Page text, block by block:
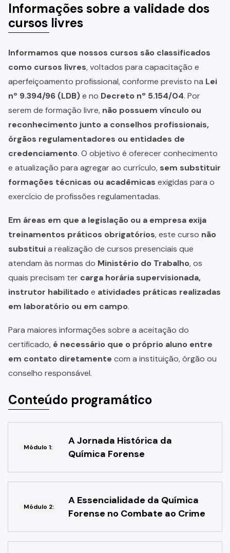
Informações sobre a validade dos
cursos livres
Informamos que nossos cursos são classificados
como cursos livres, voltados para capacitação e
aperfeiçoamento profissional, conforme previsto na Lei
nº 9.394/96 (LDB)e no Decreto nº 5.154/04. Por
serem de formação livre, não possuem vínculo ou
reconhecimento junto a conselhos profissionais,
órgãos regulamentadores ou entidades de
credenciamento. O objetivo é oferecer conhecimento
e atualização para agregar ao currículo, sem substituir
formações técnicas ou acadêmicas exigidas para o
exercício de profissões regulamentadas.
Em áreas em que a legislação ou a empresa exija
treinamentos práticos obrigatórios, este curso não
substituia realização de cursos presenciais que
atendam às normas do Ministério do Trabalho, os
quais precisam ter carga horária supervisionada,
instrutor habilitadoe atividades práticas realizadas
em laboratório ou em campo.
Para maiores informações sobre a aceitação do
certificado, é necessário que o próprio aluno entre
em contato diretamente com a instituição, órgão ou
conselho responsável.
Conteúdo programático
Módulo 1:
A Jornada Histórica da
Química Forense
Módulo 2:
A Essencialidade da Química
Forense no Combate ao Crime